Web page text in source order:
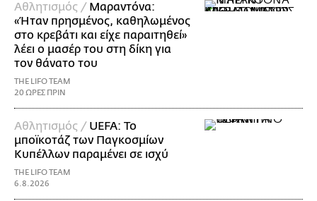
Αθλητισμός / Μαραντόνα:
«Ήταν πρησμένος, καθηλωμένος
στο κρεβάτι και είχε παραιτηθεί»
λέει ο μασέρ του στη δίκη για
τον θάνατο του
THE LIFO TEAM
20 ΩΡΕΣ ΠΡΙΝ
Αθλητισμός / UEFA: Το
μποϊκοτάζ των Παγκοσμίων
Κυπέλλων παραμένει σε ισχύ
THE LIFO TEAM
6.8.2026